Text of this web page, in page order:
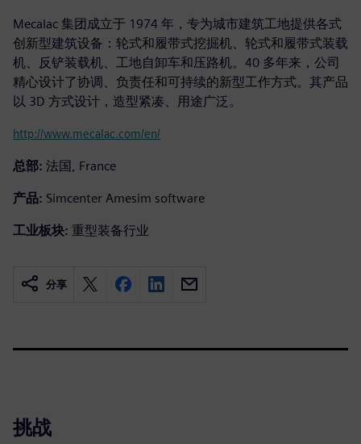
Mecalac 集团成立于 1974 年，专为城市建筑工地提供各式
创新型建筑设备：轮式和履带式挖掘机、轮式和履带式装载
机、反铲装载机、工地自卸车和压路机。40 多年来，公司
精心设计了协调、负责任和可持续的新型工作方式。其产品
以 3D 方式设计，造型紧凑、用途广泛。
http://www.mecalac.com/en/
总部: 法国, France
产品: Simcenter Amesim software
工业板块: 重型装备行业
分享
挑战